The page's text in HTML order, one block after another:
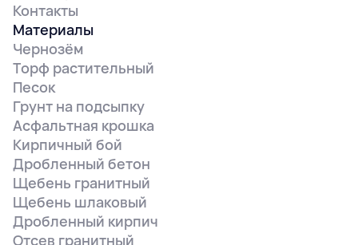
Контакты
Материалы
Чернозём
Торф растительный
Песок
Грунт на подсыпку
Асфальтная крошка
Кирпичный бой
Дробленный бетон
Щебень гранитный
Щебень шлаковый
Дробленный кирпич
Отсев гранитный